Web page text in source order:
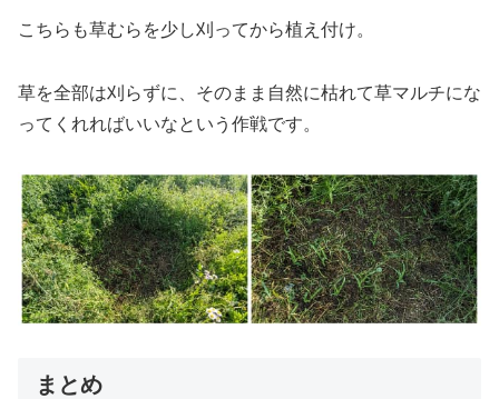
こちらも草むらを少し刈ってから植え付け。
草を全部は刈らずに、そのまま自然に枯れて草マルチにな
ってくれればいいなという作戦です。
まとめ